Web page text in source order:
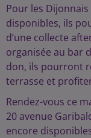
Pour les
disponibles, ils
d’une collecte
organisée au bar
don, ils pourront
terrasse et
Rendez-vous ce
20 avenue
encore